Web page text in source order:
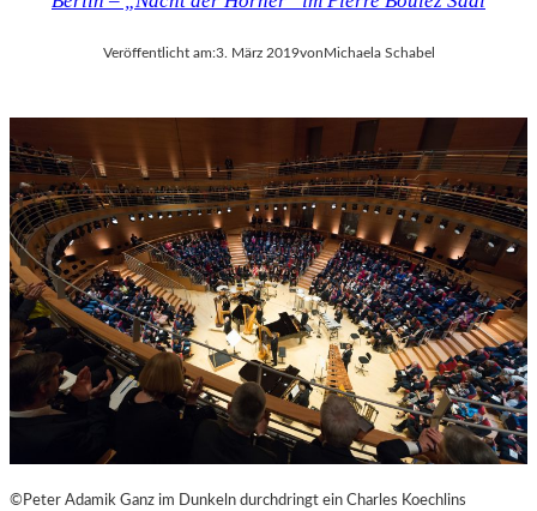
Veröffentlicht am:3. März 2019von Michaela Schabel
©Peter Adamik Ganz im Dunkeln durchdringt ein Charles Koechlins